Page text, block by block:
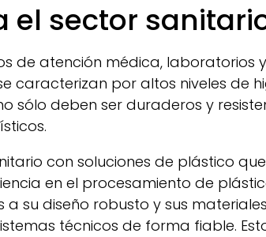
el sector
de atención médica,
caracterizan por altos niveles de
sólo deben ser duraderos y
con soluciones de plástico
en el procesamiento de
a su diseño robusto y sus
técnicos de forma fiable.